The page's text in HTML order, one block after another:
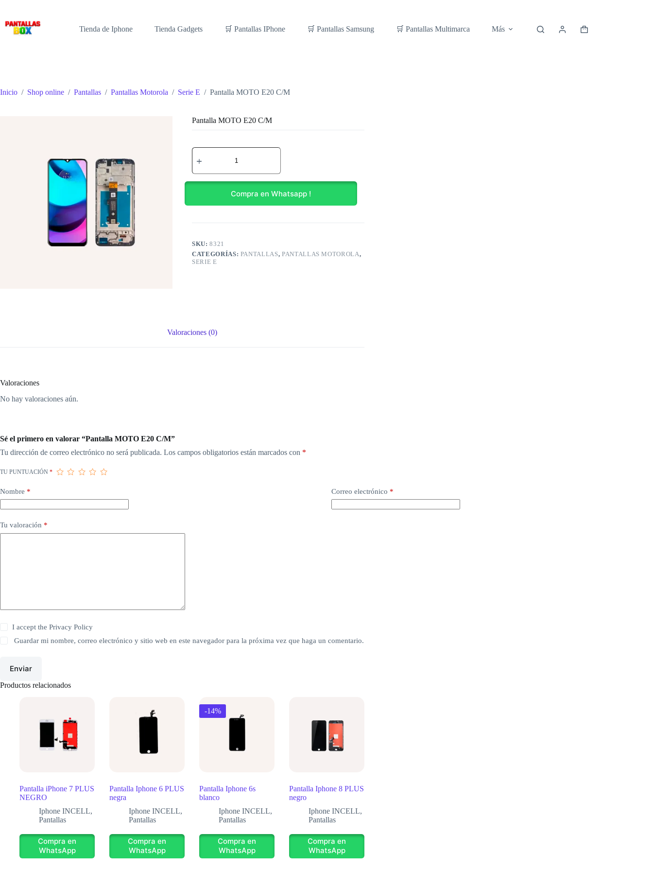
contenido
Tienda de Iphone
Tienda Gadgets 🛒 Pantallas IPhone 🛒 Pantallas Samsung 🛒 Pantallas Multimarca Más
Carro
Inicio / Shop online / Pantallas / Pantallas Motorola / Serie E / Pantalla MOTO E20 C/M
Pantalla MOTO E20 C/M
Pantalla
MOTO
C/M
cantidad
Compra en Whatsapp !
SKU:8321
CATEGORÍAS: PANTALLAS, PANTALLAS MOTOROLA,
SERIE E
Valoraciones (0)
Valoraciones
No hay valoraciones aún.
Sé el primero en valorar “Pantalla MOTO E20 C/M”
Tu dirección de correo electrónico no será publicada. Los campos obligatorios están marcados con *
TU PUNTUACIÓN *
Nombre * Correo electrónico *
Tu valoración *
I accept thePrivacy Policy
Guardar mi nombre, correo electrónico y sitio web en este navegador para la próxima vez que haga un comentario.
Enviar
Productos relacionados
Pantalla iPhone 7 PLUS
NEGRO
Iphone INCELL,
Pantallas
Compra en
WhatsApp
Pantalla Iphone 6 PLUS
negra
Iphone INCELL,
Pantallas
Compra en
WhatsApp
-14%
Pantalla Iphone 6s
blanco
Iphone INCELL,
Pantallas
Compra en
WhatsApp
Pantalla Iphone 8 PLUS
negro
Iphone INCELL,
Pantallas
Compra en
WhatsApp